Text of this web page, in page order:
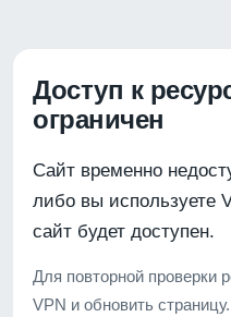
Доступ к
ограничен
Сайт временно
либо вы используете
сайт будет доступен.
Для повторной проверки
VPN и обновить